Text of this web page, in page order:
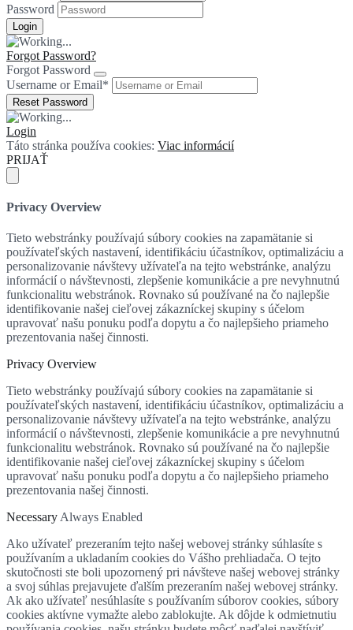
Password
Forgot Password?
Forgot Password
Username or Email*
Login
Táto stránka používa cookies: Viac informácií
PRIJAŤ
Privacy Overview
Tieto webstránky používajú súbory cookies na zapamätanie si
používateľských nastavení, identifikáciu účastníkov, optimalizáciu a
personalizovanie návštevy užívateľa na tejto webstránke, analýzu
informácií o návštevnosti, zlepšenie komunikácie a pre nevyhnutnú
funkcionalitu webstránok. Rovnako sú používané na čo najlepšie
identifikovanie našej cieľovej zákazníckej skupiny s účelom
upravovať našu ponuku podľa dopytu a čo najlepšieho priameho
prezentovania našej činnosti.
Privacy Overview
Tieto webstránky používajú súbory cookies na zapamätanie si
používateľských nastavení, identifikáciu účastníkov, optimalizáciu a
personalizovanie návštevy užívateľa na tejto webstránke, analýzu
informácií o návštevnosti, zlepšenie komunikácie a pre nevyhnutnú
funkcionalitu webstránok. Rovnako sú používané na čo najlepšie
identifikovanie našej cieľovej zákazníckej skupiny s účelom
upravovať našu ponuku podľa dopytu a čo najlepšieho priameho
prezentovania našej činnosti.
Necessary Always Enabled
Ako užívateľ prezeraním tejto našej webovej stránky súhlasíte s
používaním a ukladaním cookies do Vášho prehliadača. O tejto
skutočnosti ste boli upozornený pri návšteve našej webovej stránky
a svoj súhlas prejavujete ďalším prezeraním našej webovej stránky.
Ak ako užívateľ nesúhlasíte s používaním súborov cookies, súbory
cookies aktívne vymažte alebo zablokujte. Ak dôjde k odmietnutiu